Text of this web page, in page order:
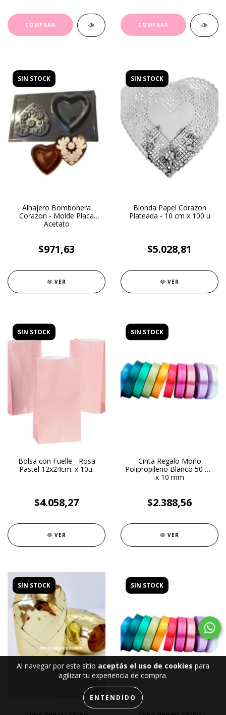
Al navegar por este sitio aceptás el uso de cookies para
agilizar tu experiencia de compra.
ENTENDIDO
SIN STOCK
Alhajero Bombonera
Corazon - Molde Placa
Acetato
$971,63
VER
SIN STOCK
Blonda Papel Corazon
Plateada - 10 cm x 100 u
$5.028,81
VER
SIN STOCK
Bolsa con Fuelle - Rosa
Pastel 12x24cm. x 10u.
$4.058,27
VER
SIN STOCK
Cinta Regalo Moño
Polipropileno Blanco 50 mt
x 10 mm
$2.388,56
VER
SIN STOCK SIN STOCK